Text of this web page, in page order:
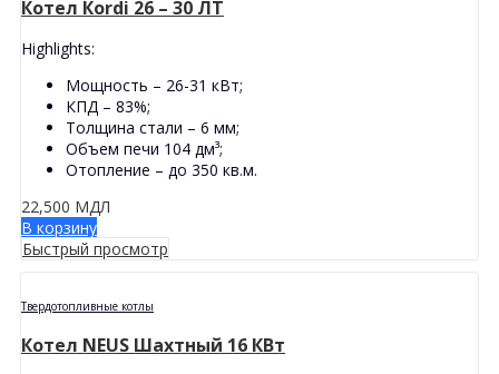
Котел Кordi 26 – 30 ЛТ
Highlights:
Мощность – 26-31 кВт;
КПД – 83%;
Толщина стали – 6 мм;
Объем печи 104 дм³;
Отопление – до 350 кв.м.
22,500 МДЛ
В корзину
Быстрый просмотр
Твердотопливные котлы
Котел NEUS Шахтный 16 КВт